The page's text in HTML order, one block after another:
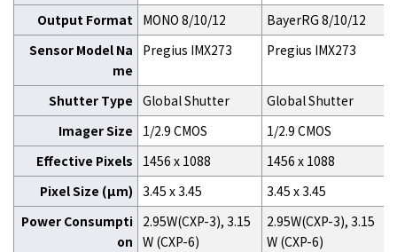
Output Format MONO 8/10/12
BayerRG 8/10/12
Sensor Model Na
me
Pregius IMX273 Pregius IMX273
Shutter Type Global Shutter
Global Shutter
Imager Size
1/2.9 CMOS
1/2.9 CMOS
Effective Pixels
1456 x 1088
1456 x 1088
Pixel Size (μm) 3.45 x 3.45
3.45 x 3.45
Power Consumpti
on
2.95W(CXP-3), 3.15
W (CXP-6)
2.95W(CXP-3), 3.15
W (CXP-6)